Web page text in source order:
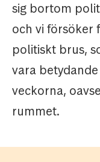
sig bortom
och vi
politiskt brus,
vara
veckorna,
rummet.